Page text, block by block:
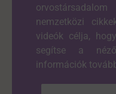
nemzetközi
videók célja,
segítse a
információk